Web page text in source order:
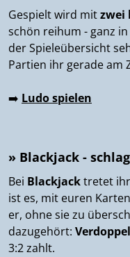
Gespielt wird mitzwei
schön reihum - ganz
der Spieleübersicht
Partien ihr gerade am
➡️ Ludo spielen
» Blackjack -
Bei Blackjacktretet ihr
ist es, mit euren
er, ohne sie zu
dazugehört:
3:2 zahlt.